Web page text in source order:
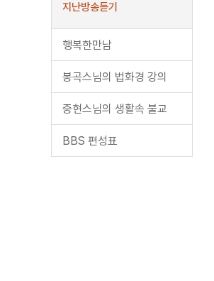
지난방송듣기
행복한만남
봉곡스님의 법화경 강의
중현스님의 생활속 불교
BBS 편성표